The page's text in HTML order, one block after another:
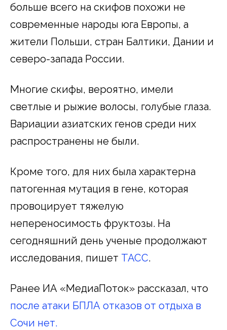
больше всего на скифов похожи не
современные народы юга Европы, а
жители Польши, стран Балтики, Дании и
северо-запада России.
Многие скифы, вероятно, имели
светлые и рыжие волосы, голубые глаза.
Вариации азиатских генов среди них
распространены не были.
Кроме того, для них была характерна
патогенная мутация в гене, которая
провоцирует тяжелую
непереносимость фруктозы. На
сегодняшний день ученые продолжают
исследования, пишет ТАСС.
Ранее ИА «МедиаПоток» рассказал, что
после атаки БПЛА отказов от отдыха в
Сочи нет.